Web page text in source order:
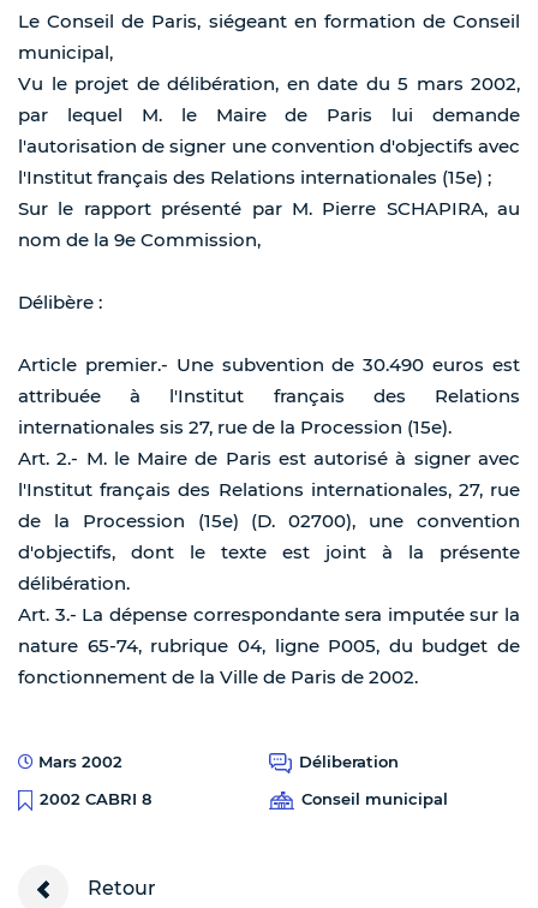
Le Conseil de Paris, siégeant en formation de Conseil
municipal,
Vu le projet de délibération, en date du 5 mars 2002,
par lequel M. le Maire de Paris lui demande
l'autorisation de signer une convention d'objectifs avec
l'Institut français des Relations internationales (15e) ;
Sur le rapport présenté par M. Pierre SCHAPIRA, au
nom de la 9e Commission,
Délibère :
Article premier.- Une subvention de 30.490 euros est
attribuée à l'Institut français des Relations
internationales sis 27, rue de la Procession (15e).
Art. 2.- M. le Maire de Paris est autorisé à signer avec
l'Institut français des Relations internationales, 27, rue
de la Procession (15e) (D. 02700), une convention
d'objectifs, dont le texte est joint à la présente
délibération.
Art. 3.- La dépense correspondante sera imputée sur la
nature 65-74, rubrique 04, ligne P005, du budget de
fonctionnement de la Ville de Paris de 2002.
Mars 2002
Déliberation
2002 CABRI 8
Conseil municipal
Retour